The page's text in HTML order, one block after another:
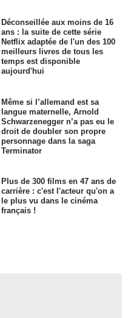
Déconseillée aux moins de 16
ans : la suite de cette série
Netflix adaptée de l'un des 100
meilleurs livres de tous les
temps est disponible
aujourd'hui
Même si l’allemand est sa
langue maternelle, Arnold
Schwarzenegger n’a pas eu le
droit de doubler son propre
personnage dans la saga
Terminator
Plus de 300 films en 47 ans de
carrière : c'est l'acteur qu'on a
le plus vu dans le cinéma
français !